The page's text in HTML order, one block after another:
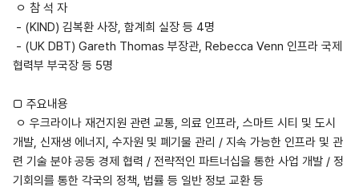
ㅇ 참 석 자
- (KIND) 김복환 사장, 함계희 실장 등 4명
- (UK DBT) Gareth Thomas 부장관, Rebecca Venn 인프라 국제
협력부 부국장 등 5명
□ 주요내용
ㅇ 우크라이나 재건지원 관련 교통, 의료 인프라, 스마트 시티 및 도시
개발, 신재생 에너지 , 수자원 및 폐기물 관리 / 지속 가능한 인프라 및 관
련 기술 분야 공동 경제 협력 / 전략적인 파트너십을 통한 사업 개발 / 정
기회의를 통한 각국의 정책, 법률 등 일반 정보 교환 등